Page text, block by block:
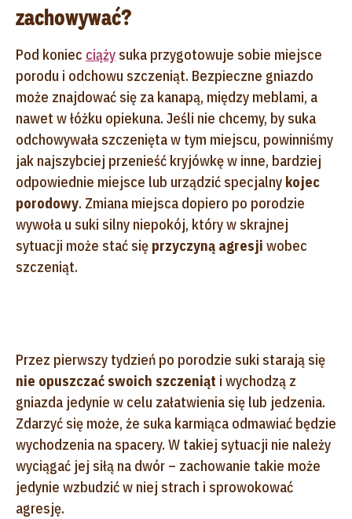
zachowywać?
Pod koniec ciąży suka przygotowuje sobie miejsce
porodu i odchowu szczeniąt. Bezpieczne gniazdo
może znajdować się za kanapą, między meblami, a
nawet w łóżku opiekuna. Jeśli nie chcemy, by suka
odchowywała szczenięta w tym miejscu, powinniśmy
jak najszybciej przenieść kryjówkę w inne, bardziej
odpowiednie miejsce lub urządzić specjalny kojec
porodowy. Zmiana miejsca dopiero po porodzie
wywoła u suki silny niepokój, który w skrajnej
sytuacji może stać się przyczyną agresji wobec
szczeniąt.
Przez pierwszy tydzień po porodzie suki starają się
nie opuszczać swoich szczeniąt i wychodzą z
gniazda jedynie w celu załatwienia się lub jedzenia.
Zdarzyć się może, że suka karmiąca odmawiać będzie
wychodzenia na spacery. W takiej sytuacji nie należy
wyciągać jej siłą na dwór – zachowanie takie może
jedynie wzbudzić w niej strach i sprowokować
agresję.